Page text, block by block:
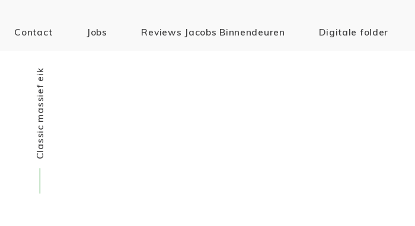
Contact Jobs Reviews Jacobs Binnendeuren Digitale folder
Classic massief eik